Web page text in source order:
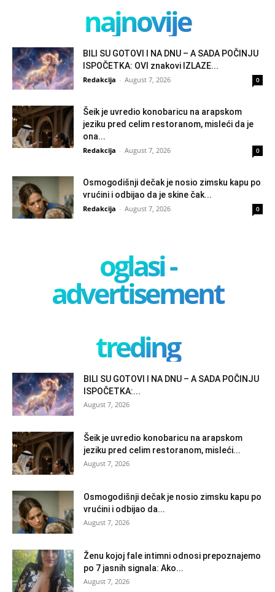
najnovije
BILI SU GOTOVI I NA DNU – A SADA POČINJU
ISPOČETKA: OVI znakovi IZLAZE...
Redakcija - August 7, 2026 0
Šeik je uvredio konobaricu na arapskom
jeziku pred celim restoranom, misleći da je
ona...
Redakcija - August 7, 2026 0
Osmogodišnji dečak je nosio zimsku kapu po
vrućini i odbijao da je skine čak...
Redakcija - August 7, 2026 0
oglasi -
advertisement
treding
BILI SU GOTOVI I NA DNU – A SADA POČINJU
ISPOČETKA:...
August 7, 2026
Šeik je uvredio konobaricu na arapskom
jeziku pred celim restoranom, misleći...
August 7, 2026
Osmogodišnji dečak je nosio zimsku kapu po
vrućini i odbijao da...
August 7, 2026
Ženu kojoj fale intimni odnosi prepoznajemo
po 7 jasnih signala: Ako...
August 7, 2026